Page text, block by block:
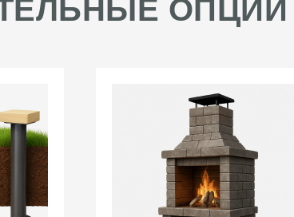
ОПЦИИ